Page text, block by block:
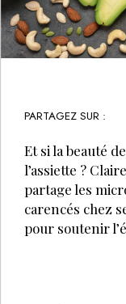
PARTAGEZ SUR :
Et si la beauté
l’assiette ?
partage les
carencés chez
pour soutenir